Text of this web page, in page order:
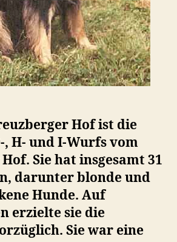
Hof ist die
, H- und I-Wurfs vom
Sie hat insgesamt 31
darunter blonde und
Hunde. Auf
erzielte sie die
Sie war eine